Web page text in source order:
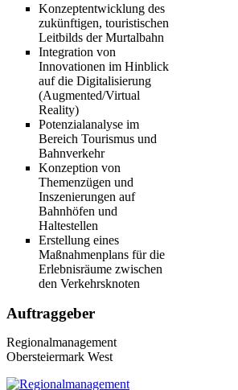
Konzeptentwicklung des
zukünftigen, touristischen
Leitbilds der Murtalbahn
Integration von
Innovationen im Hinblick
auf die Digitalisierung
(Augmented/Virtual
Reality)
Potenzialanalyse im
Bereich Tourismus und
Bahnverkehr
Konzeption von
Themenzügen und
Inszenierungen auf
Bahnhöfen und
Haltestellen
Erstellung eines
Maßnahmenplans für die
Erlebnisräume zwischen
den Verkehrsknoten
Auftraggeber
Regionalmanagement
Obersteiermark West